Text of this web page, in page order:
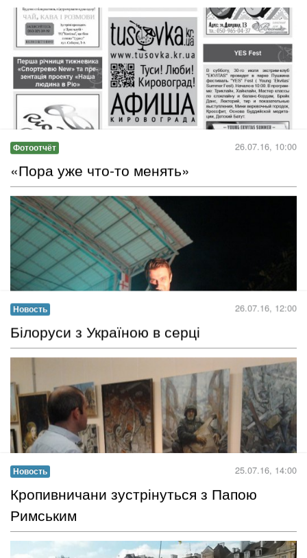
Перше тренування "SundayRun", заплановане на недільний
пройшло на "Ура!"...
Читать дальше →
Новость
Міняйте посвідчення водія, якщо
змінилося ваше прізвище
Всім громадянам варто обмінювати свої посвідчення водія у
зв’язку із зміною особистих даних власника (прізвище, імя та